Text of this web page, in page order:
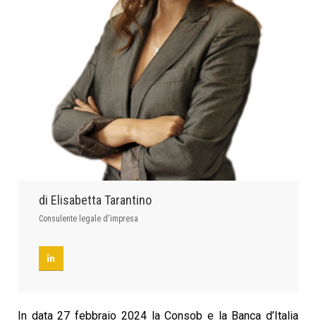
di Elisabetta Tarantino
Consulente legale d'impresa
In data 27 febbraio 2024 la Consob e la Banca d’Italia